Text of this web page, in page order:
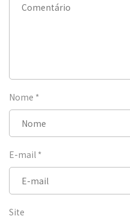
Nome *
E-mail *
Site